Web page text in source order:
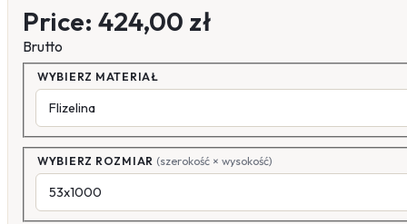
Price: 424,00 zł
Brutto
WYBIERZ MATERIAŁ
WYBIERZ ROZMIAR (szerokość × wysokość)